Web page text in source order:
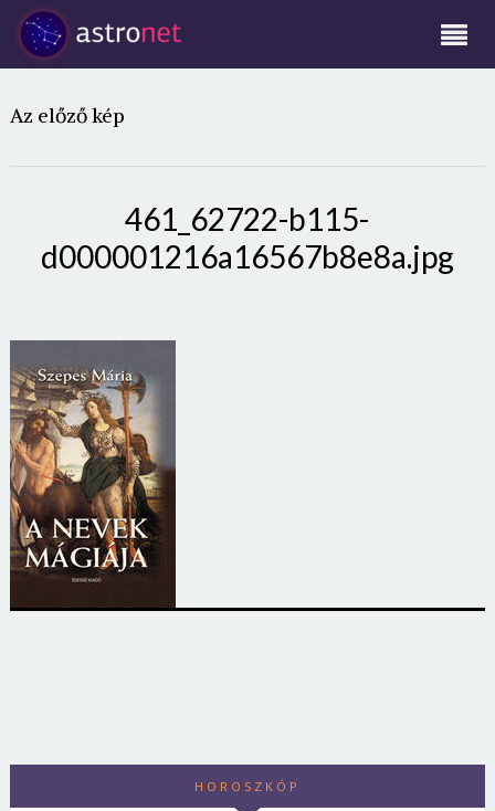
Az előző kép
461_62722-b115-
d000001216a16567b8e8a.jpg
HOROSZKÓP